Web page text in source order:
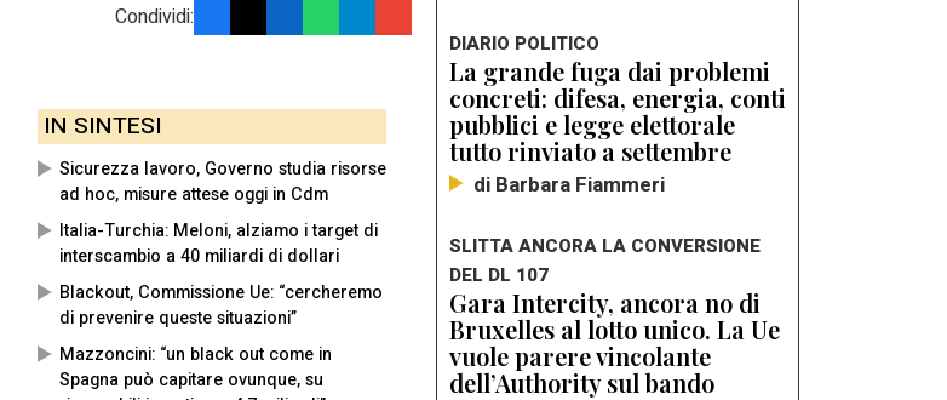
Condividi:
IN SINTESI
Sicurezza lavoro, Governo studia risorse
ad hoc, misure attese oggi in Cdm
Italia-Turchia: Meloni, alziamo i target di
interscambio a 40 miliardi di dollari
Blackout, Commissione Ue: “cercheremo
di prevenire queste situazioni”
Mazzoncini: “un black out come in
Spagna può capitare ovunque, su
DIARIO POLITICO
La grande fuga dai problemi
concreti: difesa, energia, conti
pubblici e legge elettorale
tutto rinviato a settembre
di Barbara Fiammeri
SLITTA ANCORA LA CONVERSIONE
DEL DL 107
Gara Intercity, ancora no di
Bruxelles al lotto unico. La Ue
vuole parere vincolante
dell’Authority sul bando